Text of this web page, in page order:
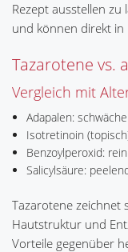
Rezept ausstellen zu
und können direkt in
Tazarotene vs.
Vergleich mit
Adapalen:
Isotretinoin
Benzoylperoxid:
Salicylsäure:
Tazarotene zeichnet
Hautstruktur und
Vorteile gegenüber